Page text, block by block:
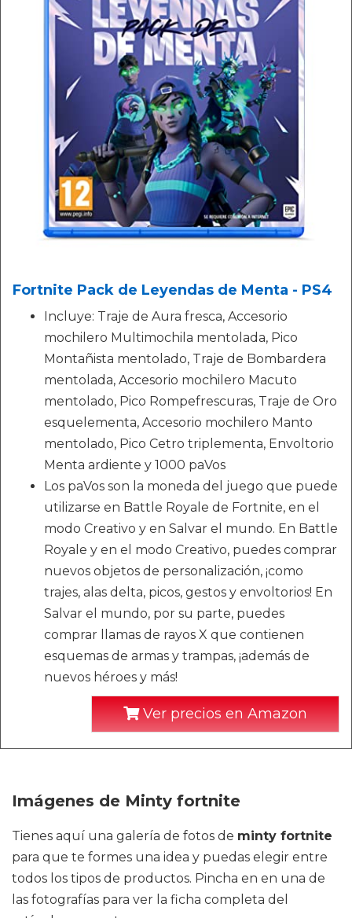
Fortnite Pack de Leyendas de Menta - PS4
Incluye: Traje de Aura fresca, Accesorio
mochilero Multimochila mentolada, Pico
Montañista mentolado, Traje de Bombardera
mentolada, Accesorio mochilero Macuto
mentolado, Pico Rompefrescuras, Traje de Oro
esquelementa, Accesorio mochilero Manto
mentolado, Pico Cetro triplementa, Envoltorio
Menta ardiente y 1000 paVos
Los paVos son la moneda del juego que puede
utilizarse en Battle Royale de Fortnite, en el
modo Creativo y en Salvar el mundo. En Battle
Royale y en el modo Creativo, puedes comprar
nuevos objetos de personalización, ¡como
trajes, alas delta, picos, gestos y envoltorios! En
Salvar el mundo, por su parte, puedes
comprar llamas de rayos X que contienen
esquemas de armas y trampas, ¡además de
nuevos héroes y más!
Ver precios en Amazon
Imágenes de Minty fortnite
Tienes aquí una galería de fotos de minty fortnite
para que te formes una idea y puedas elegir entre
todos los tipos de productos. Pincha en en una de
las fotografías para ver la ficha completa del